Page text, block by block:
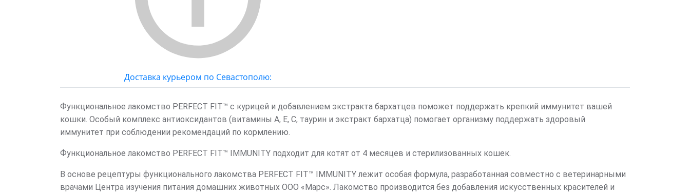
Доставка курьером по Севастополю:
Функциональное лакомство PERFECT FIT™ с курицей и добавлением экстракта бархатцев поможет поддержать крепкий иммунитет вашей
кошки. Особый комплекс антиоксидантов (витамины А, Е, С, таурин и экстракт бархатца) помогает организму поддержать здоровый
иммунитет при соблюдении рекомендаций по кормлению.
Функциональное лакомство PERFECT FIT™ IMMUNITY подходит для котят от 4 месяцев и стерилизованных кошек.
В основе рецептуры функционального лакомства PERFECT FIT™ IMMUNITY лежит особая формула, разработанная совместно с ветеринарными
врачами Центра изучения питания домашних животных ООО «Марс». Лакомство производится без добавления искусственных красителей и